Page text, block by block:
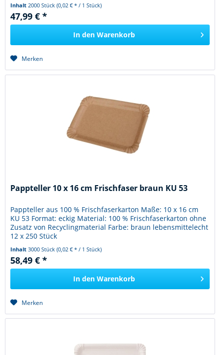
Inhalt 2000 Stück(0,02 € * / 1 Stück)
47,99 € *
In den Warenkorb
Merken
Pappteller 10 x 16 cm Frischfaser braun KU 53
Pappteller aus 100 % Frischfaserkarton Maße: 10 x 16 cm
KU 53 Format: eckig Material: 100 % Frischfaserkarton ohne
Zusatz von Recyclingmaterial Farbe: braun lebensmittelecht
12 x 250 Stück
Inhalt3000 Stück(0,02 € * / 1 Stück)
58,49 € *
In den Warenkorb
Merken